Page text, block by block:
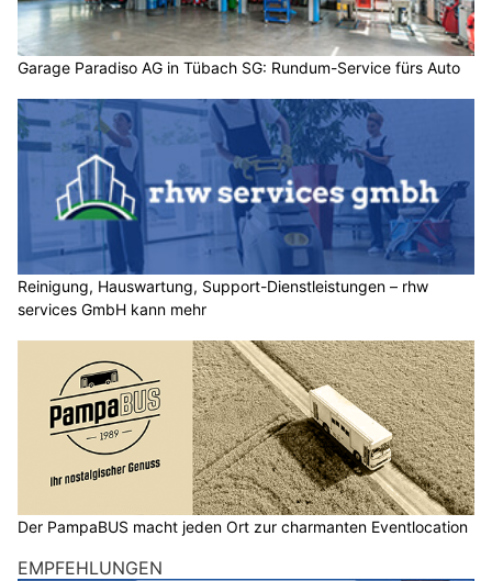
Garage Paradiso AG in Tübach SG: Rundum-Service fürs Auto
Reinigung, Hauswartung, Support-Dienstleistungen – rhw
services GmbH kann mehr
Der PampaBUS macht jeden Ort zur charmanten Eventlocation
EMPFEHLUNGEN